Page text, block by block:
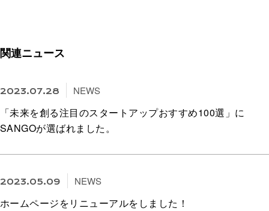
関連ニュース
2023.07.28 NEWS
「未来を創る注目のスタートアップおすすめ100選」に
SANGOが選ばれました。
2023.05.09 NEWS
ホームページをリニューアルをしました！